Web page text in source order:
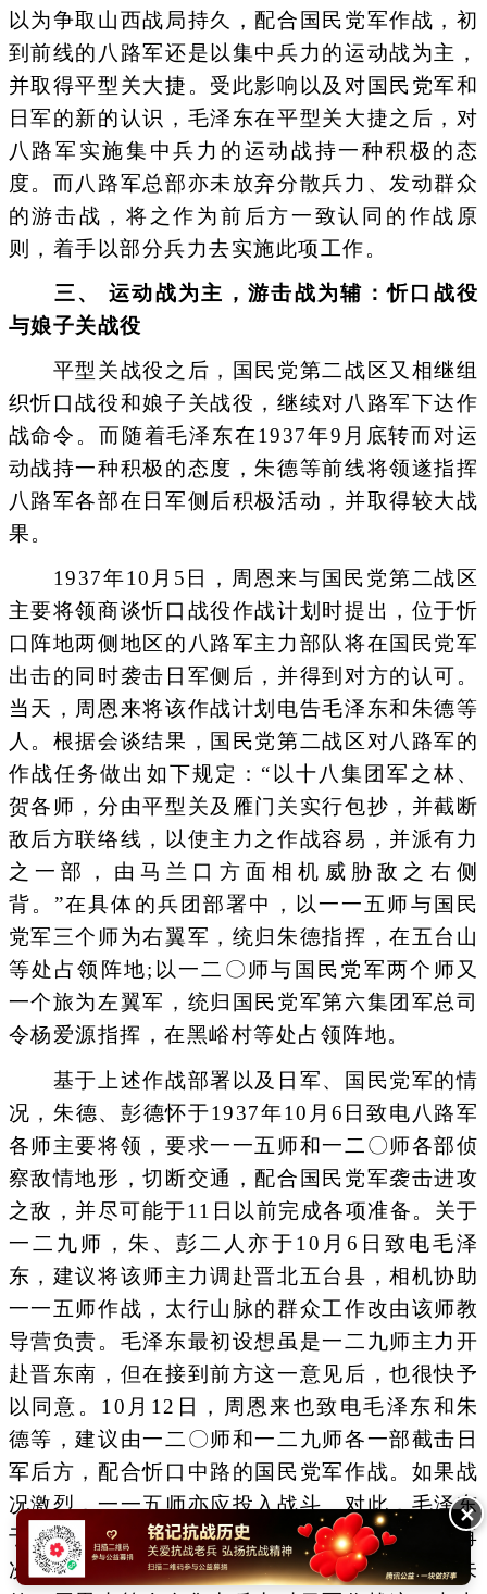
以为争取山西战局持久，配合国民党军作战，初
到前线的八路军还是以集中兵力的运动战为主，
并取得平型关大捷。受此影响以及对国民党军和
日军的新的认识，毛泽东在平型关大捷之后，对
八路军实施集中兵力的运动战持一种积极的态
度。而八路军总部亦未放弃分散兵力、发动群众
的游击战，将之作为前后方一致认同的作战原
则，着手以部分兵力去实施此项工作。
三、 运动战为主，游击战为辅：忻口战役
与娘子关战役
平型关战役之后，国民党第二战区又相继组
织忻口战役和娘子关战役，继续对八路军下达作
战命令。而随着毛泽东在1937年9月底转而对运
动战持一种积极的态度，朱德等前线将领遂指挥
八路军各部在日军侧后积极活动，并取得较大战
果。
1937年10月5日，周恩来与国民党第二战区
主要将领商谈忻口战役作战计划时提出，位于忻
口阵地两侧地区的八路军主力部队将在国民党军
出击的同时袭击日军侧后，并得到对方的认可。
当天，周恩来将该作战计划电告毛泽东和朱德等
人。根据会谈结果，国民党第二战区对八路军的
作战任务做出如下规定：“以十八集团军之林、
贺各师，分由平型关及雁门关实行包抄，并截断
敌后方联络线，以使主力之作战容易，并派有力
之一部，由马兰口方面相机威胁敌之右侧
背。”在具体的兵团部署中，以一一五师与国民
党军三个师为右翼军，统归朱德指挥，在五台山
等处占领阵地;以一二〇师与国民党军两个师又
一个旅为左翼军，统归国民党军第六集团军总司
令杨爱源指挥，在黑峪村等处占领阵地。
基于上述作战部署以及日军、国民党军的情
况，朱德、彭德怀于1937年10月6日致电八路军
各师主要将领，要求一一五师和一二〇师各部侦
察敌情地形，切断交通，配合国民党军袭击进攻
之敌，并尽可能于11日以前完成各项准备。关于
一二九师，朱、彭二人亦于10月6日致电毛泽
东，建议将该师主力调赴晋北五台县，相机协助
一一五师作战，太行山脉的群众工作改由该师教
导营负责。毛泽东最初设想虽是一二九师主力开
赴晋东南，但在接到前方这一意见后，也很快予
以同意。10月12日，周恩来也致电毛泽东和朱
德等，建议由一二〇师和一二九师各一部截击日
军后方，配合忻口中路的国民党军作战。如果战
况激烈，一一五师亦应投入战斗。对此，毛泽东
于10月14日复电同意。上述前后方往来电文再
次表明，在1937年10月中上旬，毛泽东和朱
✕